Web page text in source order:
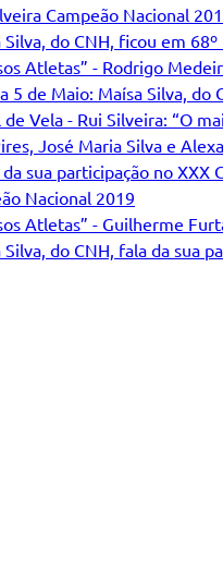
Campeão Nacional
do CNH, ficou em
Atletas” - Rodrigo
5 de Maio: Maísa Silva, do
de Vela - Rui Silveira: “O
José Maria Silva e
da sua participação no
Nacional 2019
Atletas” - Guilherme
do CNH, fala da sua